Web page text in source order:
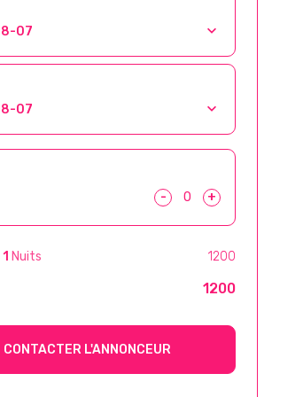
- +
1 Nuits 1200
1200
CONTACTER L'ANNONCEUR